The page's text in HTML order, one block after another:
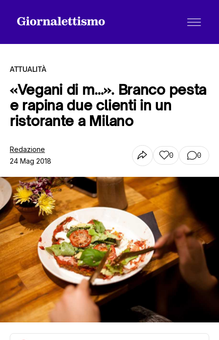
Tutti gli articoli
Chi siamo
Contatti
ATTUALITÀ
«Vegani di m…». Branco pesta
e rapina due clienti in un
ristorante a Milano
Redazione
24 Mag 2018
0 0